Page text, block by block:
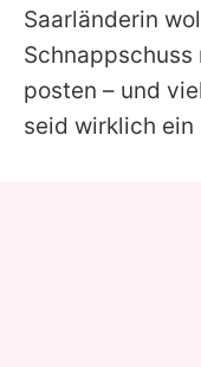
Saarländerin
Schnappschuss
posten – und
seid wirklich ein